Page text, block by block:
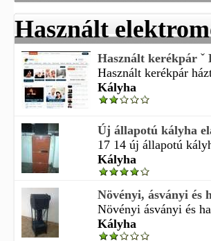
Használt
Használt kerékpár ˇ
Használt kerékpár
Kályha
Új állapotú kályha
17 14 új állapotú
Kályha
Növényi, ásványi és
Növényi ásványi és
Kályha